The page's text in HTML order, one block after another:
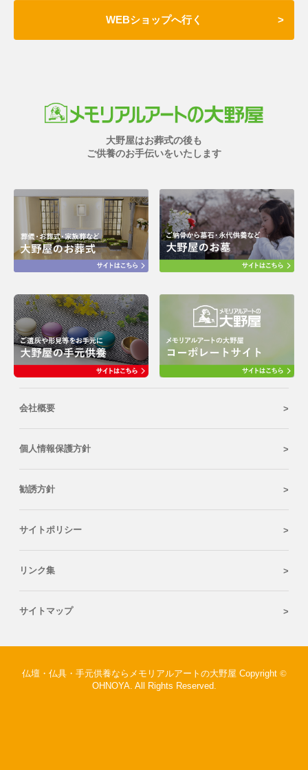
WEBショップへ行く
大野屋はお葬式の後も
ご供養のお手伝いをいたします
会社概要
個人情報保護方針
勧誘方針
サイトポリシー
リンク集
サイトマップ
仏壇・仏具・手元供養ならメモリアルアートの大野屋 Copyright ©
OHNOYA. All Rights Reserved.